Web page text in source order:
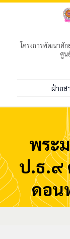
โครงการพัฒนาศั
ศูน
ฝ่ายส
พระ
ป.ธ.๙
ดอน